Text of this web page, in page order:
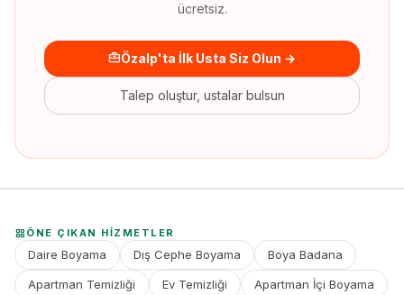
ücretsiz.
Özalp'ta İlk Usta Siz Olun →
Talep oluştur, ustalar bulsun
ÖNE ÇIKAN HIZMETLER
Daire Boyama Dış Cephe Boyama Boya Badana
Apartman Temizliği Ev Temizliği Apartman İçi Boyama